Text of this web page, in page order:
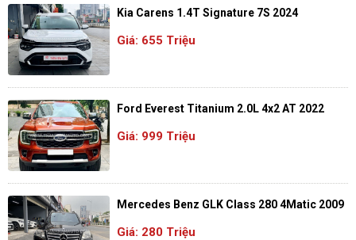
Kia Carens 1.4T Signature 7S 2024
Giá: 655 Triệu
Ford Everest Titanium 2.0L 4x2 AT 2022
Giá: 999 Triệu
Mercedes Benz GLK Class 280 4Matic 2009
Giá: 280 Triệu